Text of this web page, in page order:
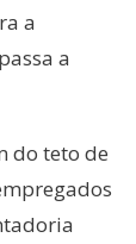
a
a
do teto de